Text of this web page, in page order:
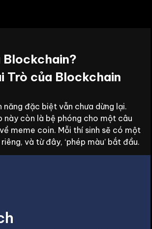
Blockchain?
Trò của Blockchain
năng đặc biệt vẫn chưa dừng lại.
này còn là bệ phóng cho một câu
meme coin. Mỗi thí sinh sẽ có một
và từ đây, ‘phép màu’ bắt đầu.